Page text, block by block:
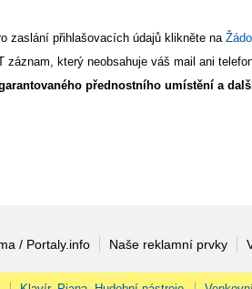
zaslání přihlašovacích údajů klikněte na
záznam, který neobsahuje váš mail ani
přednostního umístění a
/ Portaly.info Naše reklamní prvky